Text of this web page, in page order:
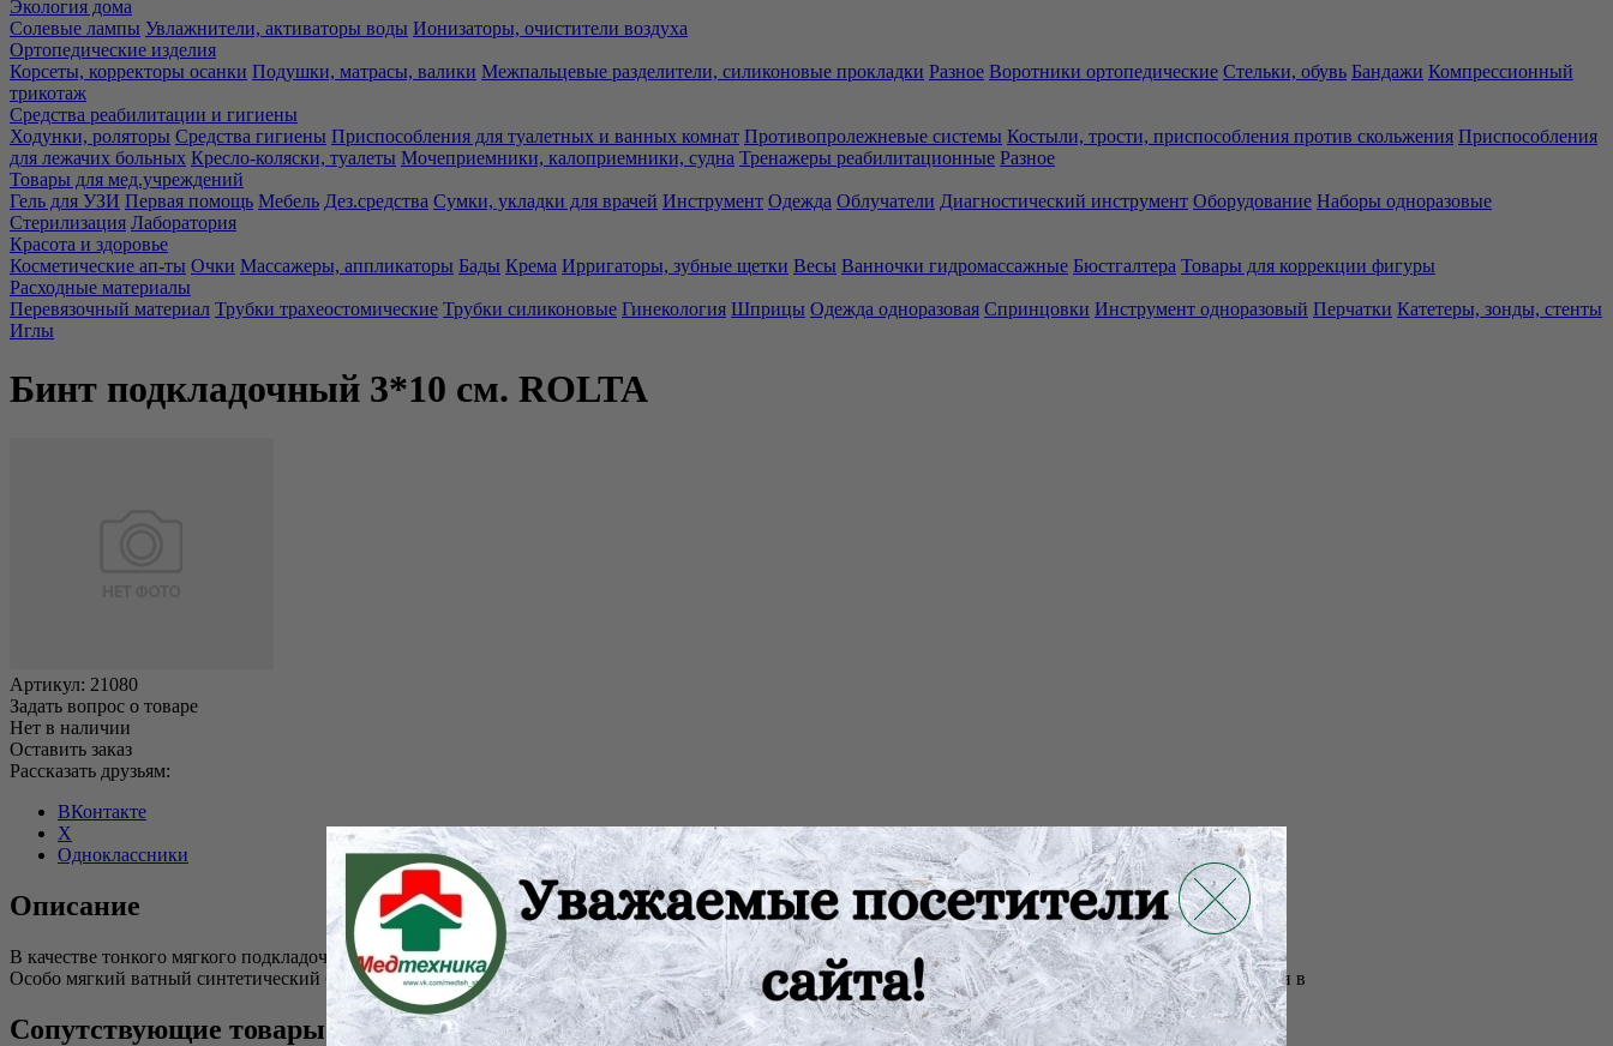
Экология дома
Солевые лампы Увлажнители, активаторы воды Ионизаторы, очистители воздуха
Ортопедические изделия
Корсеты, корректоры осанки Подушки, матрасы, валики Межпальцевые разделители, силиконовые прокладки Разное Воротники ортопедические Стельки, обувь Бандажи Компрессионный
трикотаж
Средства реабилитации и гигиены
Ходунки, роляторы Средства гигиены Приспособления для туалетных и ванных комнат Противопролежневые системы Костыли, трости, приспособления против скольжения Приспособления
для лежачих больных Кресло-коляски, туалеты Мочеприемники, калоприемники, судна Тренажеры реабилитационные Разное
Товары для мед.учреждений
Гель для УЗИ Первая помощь Мебель Дез.средства Сумки, укладки для врачей Инструмент Одежда Облучатели Диагностический инструмент Оборудование Наборы одноразовые
Стерилизация Лаборатория
Красота и здоровье
Косметические ап-ты Очки Массажеры, аппликаторы Бады Крема Ирригаторы, зубные щетки Весы Ванночки гидромассажные Бюстгалтера Товары для коррекции фигуры
Расходные материалы
Перевязочный материал Трубки трахеостомические Трубки силиконовые Гинекология Шприцы Одежда одноразовая Спринцовки Инструмент одноразовый Перчатки Катетеры, зонды, стенты
Иглы
Бинт подкладочный 3*10 см. ROLTA
Артикул: 21080
Задать вопрос о товаре
Нет в наличии
Оставить заказ
Рассказать друзьям:
ВКонтакте
X
Одноклассники
Описание
В качестве тонкого мягкого подкладочного материала под гипсовые, синтетические и компрессионные повязки и шины.
Особо мягкий ватный синтетический бинт из 100% полиэстера, устойчивый к стерилизации (пар А 121° С), секретопроницаемый, белого цвета. Упакован в
Сопутствующие товары